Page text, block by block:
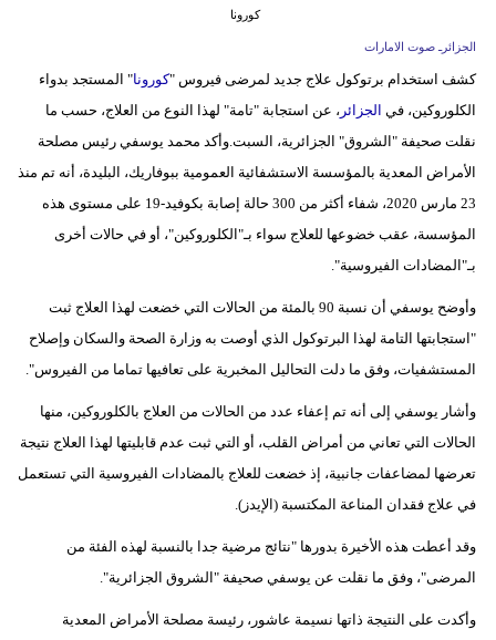
علوم
وتكنولوجيا
مدوَّنات
فيديو
كورونا
الجزائرـ صوت الامارات
كشف استخدام برتوكول علاج جديد لمرضى فيروس "كورونا" المستجد بدواء
الكلوروكين، في الجزائر ، عن استجابة "تامة" لهذا النوع من العلاج، حسب ما
نقلت صحيفة "الشروق" الجزائرية، السبت.وأكد محمد يوسفي رئيس مصلحة
الأمراض المعدية بالمؤسسة الاستشفائية العمومية ببوفاريك، البليدة، أنه تم منذ
23 مارس 2020، شفاء أكثر من 300 حالة إصابة بكوفيد-19 على مستوى هذه
المؤسسة، عقب خضوعها للعلاج سواء بـ"الكلوروكين"، أو في حالات أخرى
بـ"المضادات الفيروسية".
وأوضح يوسفي أن نسبة 90 بالمئة من الحالات التي خضعت لهذا العلاج ثبت
"استجابتها التامة لهذا البرتوكول الذي أوصت به وزارة الصحة والسكان وإصلاح
المستشفيات، وفق ما دلت التحاليل المخبرية على تعافيها تماما من الفيروس".
وأشار يوسفي إلى أنه تم إعفاء عدد من الحالات من العلاج بالكلوروكين، منها
الحالات التي تعاني من أمراض القلب، أو التي ثبت عدم قابليتها لهذا العلاج نتيجة
تعرضها لمضاعفات جانبية، إذ خضعت للعلاج بالمضادات الفيروسية التي تستعمل
في علاج فقدان المناعة المكتسبة (الإيدز).
وقد أعطت هذه الأخيرة بدورها "نتائج مرضية جدا بالنسبة لهذه الفئة من
المرضى"، وفق ما نقلت عن يوسفي صحيفة "الشروق الجزائرية".
وأكدت على النتيجة ذاتها نسيمة عاشور، رئيسة مصلحة الأمراض المعدية